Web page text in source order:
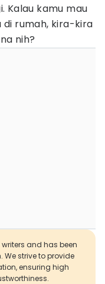
Kalau kamu mau
rumah, kira-kira
nih?
and has been
We strive to provide
ensuring high